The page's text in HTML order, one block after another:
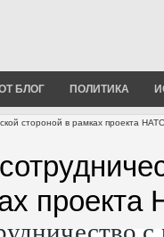
БЛОГ ПОЛИТИКА
стороной в рамках проекта